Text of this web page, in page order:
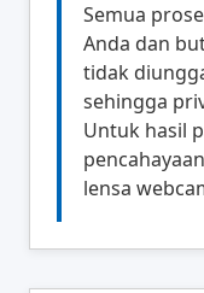
Semua
Anda dan
tidak
sehingga
Untuk hasil
lensa